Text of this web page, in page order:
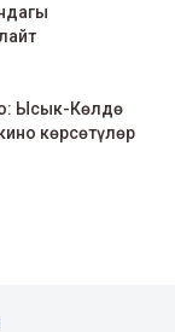
Ысык-Көлдө
көрсөтүлөр